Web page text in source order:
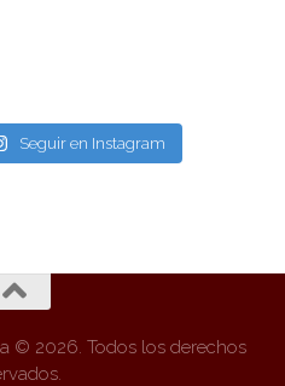
Seguir en Instagram
© 2026. Todos los derechos